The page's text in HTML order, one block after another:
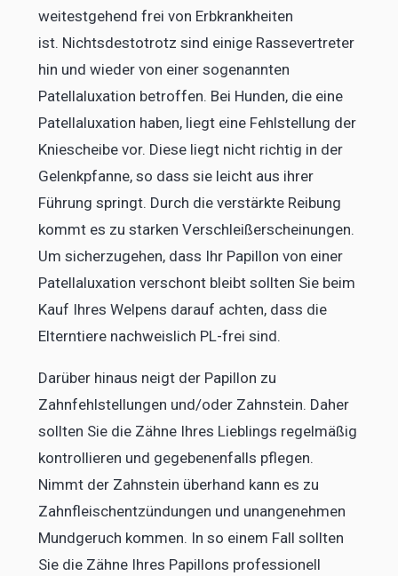
weitestgehend frei von Erbkrankheiten
ist. Nichtsdestotrotz sind einige Rassevertreter
hin und wieder von einer sogenannten
Patellaluxation betroffen. Bei Hunden, die eine
Patellaluxation haben, liegt eine Fehlstellung der
Kniescheibe vor. Diese liegt nicht richtig in der
Gelenkpfanne, so dass sie leicht aus ihrer
Führung springt. Durch die verstärkte Reibung
kommt es zu starken Verschleißerscheinungen.
Um sicherzugehen, dass Ihr Papillon von einer
Patellaluxation verschont bleibt sollten Sie beim
Kauf Ihres Welpens darauf achten, dass die
Elterntiere nachweislich PL-frei sind.
Darüber hinaus neigt der Papillon zu
Zahnfehlstellungen und/oder Zahnstein. Daher
sollten Sie die Zähne Ihres Lieblings regelmäßig
kontrollieren und gegebenenfalls pflegen.
Nimmt der Zahnstein überhand kann es zu
Zahnfleischentzündungen und unangenehmen
Mundgeruch kommen. In so einem Fall sollten
Sie die Zähne Ihres Papillons professionell